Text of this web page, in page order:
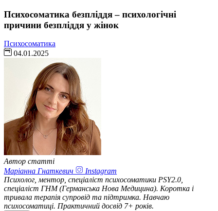
Психосоматика безпліддя – психологічні
причини безпліддя у жінок
Психосоматика
04.01.2025
Автор статті
Маріанна Гнаткевич
Instagram
Психолог, ментор, спеціаліст психосоматики PSY2.0,
спеціаліст ГНМ (Германська Нова Медицина). Коротка і
тривала терапія супровід та підтримка. Навчаю
психосоматиці. Практичний досвід 7+ років.